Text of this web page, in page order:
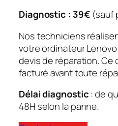
Diagnostic : 39€ (sauf
Nos techniciens
votre ordinateur Lenovo
devis de réparation. Ce
facturé avant toute
Délai diagnostic : de
48H selon la panne.